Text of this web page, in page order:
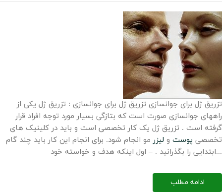
تزریق ژل برای جوانسازی تزریق ژل برای جوانسازی : تزریق ژل یکی از
راههای جوانسازی صورت است که بتازگی بسیار مورد توجه افراد قرار
گرفته است . تزریق ژل یک کار تخصصی است و باید در کلینیک های
تخصصی پوست و لیزر مو انجام شود. برای انجام این کار باید چند گام
ابتدایی را بگذرانید . – اول اینکه هدف و خواسته خود...
ادامه مطلب